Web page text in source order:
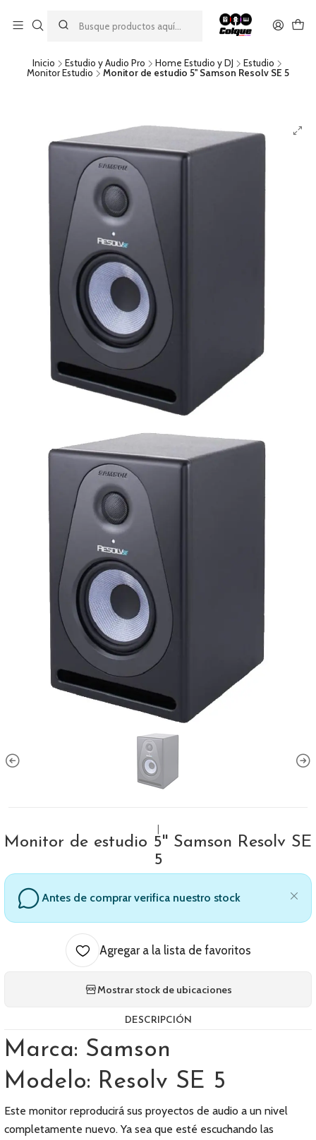
descuento por pago con transferencia bancaria
por una compra mínima de $49.990. Este descuento no es
acumulable a otras promociones ni aplicable a gastos de envío.
Inicio Estudio y Audio Pro Home Estudio y DJ
Estudio
Monitor Estudio
Monitor de estudio 5'' Samson Resolv SE 5
Monitor de estudio 5'' Samson Resolv SE
5
Antes de comprar verifica nuestro stock
Agregar a la lista de favoritos
Mostrar stock de ubicaciones
DESCRIPCIÓN
Marca: Samson
Modelo: Resolv SE 5
Este monitor reproducirá sus proyectos de audio a un nivel
completamente nuevo. Ya sea que esté escuchando las